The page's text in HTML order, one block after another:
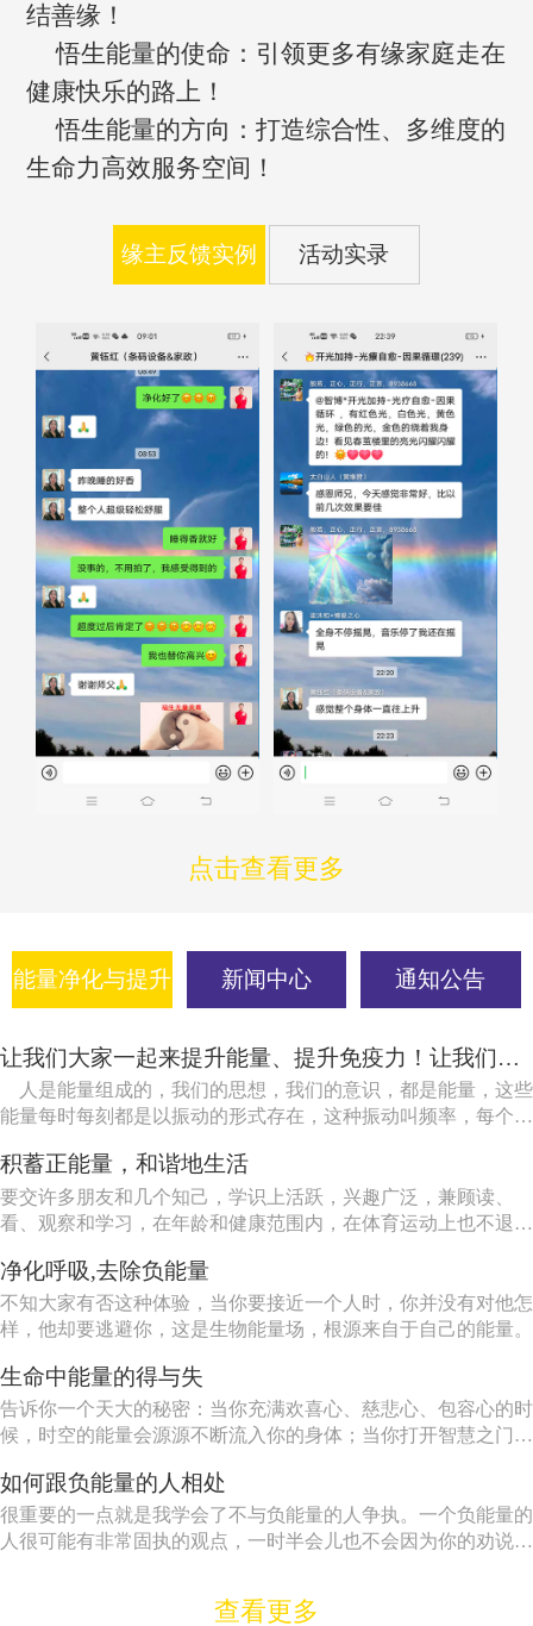
结善缘！
悟生能量的使命：引领更多有缘家庭走在
健康快乐的路上！
悟生能量的方向：打造综合性、多维度的
生命力高效服务空间！
缘主反馈实例 活动实录
点击查看更多
能量净化与提升 新闻中心 通知公告
让我们大家一起来提升能量、提升免疫力！让我们大家一起吸引健康、吸引快乐！
人是能量组成的，我们的思想，我们的意识，都是能量，这些
能量每时每刻都是以振动的形式存在，这种振动叫频率，每个人
率比较低，如果您现在有负债而又自卑，那您一定会吸引贫穷和
匮乏的频率，想要解决这一问题，唯一的方法是：保持身体健
康、...
积蓄正能量，和谐地生活
要交许多朋友和几个知己，学识上活跃，兴趣广泛，兼顾读、
看、观察和学习，在年龄和健康范围内，在体育运动上也不退
净化呼吸,去除负能量
不知大家有否这种体验，当你要接近一个人时，你并没有对他怎
样，他却要逃避你，这是生物能量场，根源来自于自己的能量。
生命中能量的得与失
告诉你一个天大的秘密：当你充满欢喜心、慈悲心、包容心的时
候，时空的能量会源源不断流入你的身体；当你打开智慧之门，
如何跟负能量的人相处
很重要的一点就是我学会了不与负能量的人争执。一个负能量的
人很可能有非常固执的观点，一时半会儿也不会因为你的劝说而
查看更多